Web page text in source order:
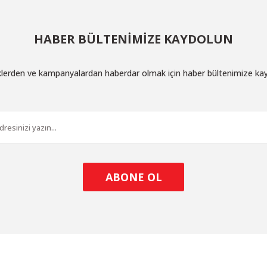
HABER BÜLTENİMİZE KAYDOLUN
ve kampanyalardan haberdar olmak için haber bültenimize
ABONE OL